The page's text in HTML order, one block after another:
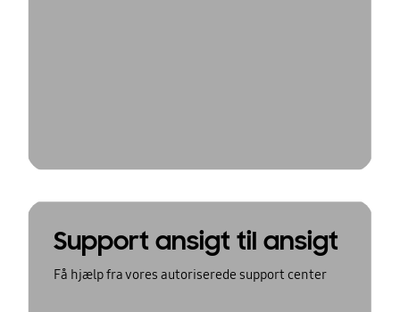
Support ansigt til ansigt
Få hjælp fra vores autoriserede support center